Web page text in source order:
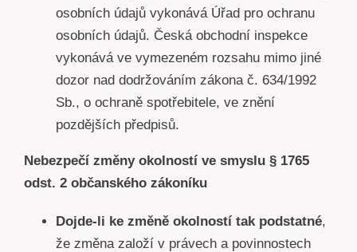
osobních údajů vykonává Úřad pro ochranu
osobních údajů. Česká obchodní inspekce
vykonává ve vymezeném rozsahu mimo jiné
dozor nad dodržováním zákona č. 634/1992
Sb., o ochraně spotřebitele, ve znění
pozdějších předpisů.
Nebezpečí změny okolností ve smyslu § 1765
odst. 2 občanského zákoníku
Dojde-li ke změně okolností tak podstatné,
že změna založí v právech a povinnostech